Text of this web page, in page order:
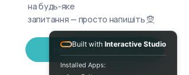
на будь-яке
запитання — просто напишіть 🧝
Написати в Telegram
Built with Interactive Studio
Installed Apps: